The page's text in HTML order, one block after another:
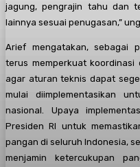
jagung, pengrajin tahu dan
lainnya sesuai penugasan,”
Arief mengatakan, sebagai
terus memperkuat koordinasi
agar aturan teknis dapat
mulai diimplementasikan
nasional. Upaya
Presiden RI untuk
pangan di seluruh Indonesia,
menjamin ketercukupan